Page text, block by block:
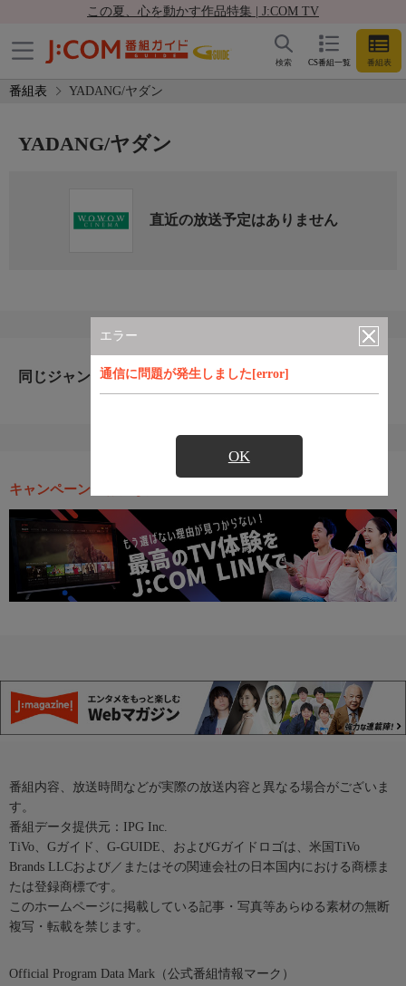
この夏、心を動かす作品特集 | J:COM TV
CS番組一覧 番組表
検索
番組表 YADANG/ヤダン
エラー
通信に問題が発生しました[error]
OK
YADANG/ヤダン
直近の放送予定はありません
同じジャンルのおすすめ番組
キャンペーン・お得な情報
番組内容、放送時間などが実際の放送内容と異なる場合がございま
す。
番組データ提供元：IPG Inc.
TiVo、Gガイド、G-GUIDE、およびGガイドロゴは、米国TiVo
Brands LLCおよび／またはその関連会社の日本国内における商標ま
たは登録商標です。
このホームページに掲載している記事・写真等あらゆる素材の無断
複写・転載を禁じます。
Official Program Data Mark（公式番組情報マーク）